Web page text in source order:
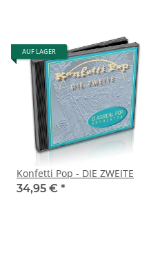
AUF LAGER
Konfetti Pop - DIE ZWEITE
34,95 € *